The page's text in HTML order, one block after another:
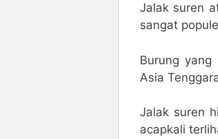
Jalak suren
sangat
Burung
Asia
Jalak suren
acapkali